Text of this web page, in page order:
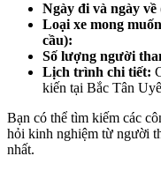
Ngày đi và ngày
Loại xe mong
cầu):
Số lượng người
Lịch trình chi tiết:
kiến tại Bắc Tân
Bạn có thể tìm kiếm các
hỏi kinh nghiệm từ người
nhất.